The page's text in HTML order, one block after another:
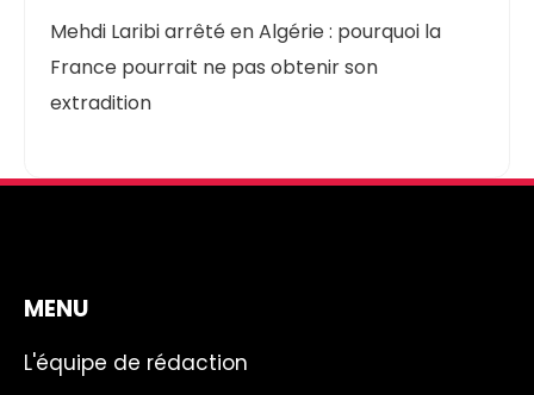
Mehdi Laribi arrêté en Algérie : pourquoi la
France pourrait ne pas obtenir son
extradition
MENU
L'équipe de rédaction